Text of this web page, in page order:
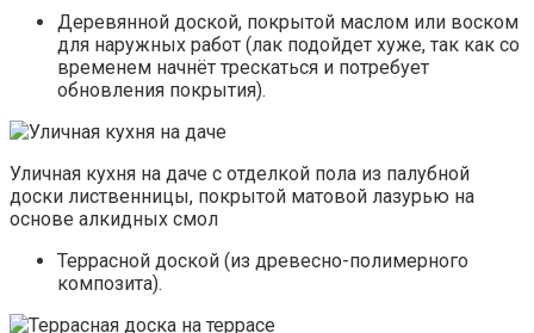
Деревянной доской, покрытой маслом или воском
для наружных работ (лак подойдет хуже, так как со
временем начнёт трескаться и потребует
обновления покрытия).
Уличная кухня на даче с отделкой пола из палубной
доски лиственницы, покрытой матовой лазурью на
основе алкидных смол
Террасной доской (из древесно-полимерного
композита).